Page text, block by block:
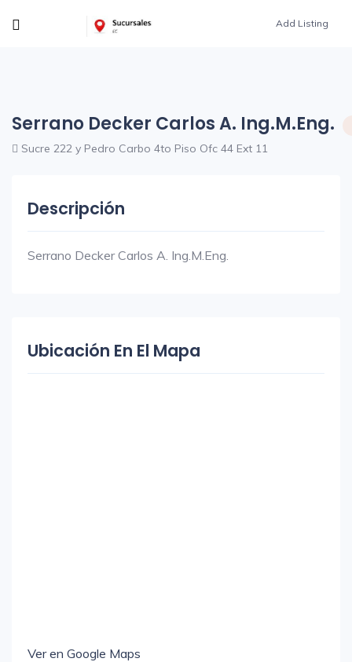
Add Listing
Serrano Decker Carlos A. Ing.M.Eng.
Sucre 222 y Pedro Carbo 4to Piso Ofc 44 Ext 11
Descripción
Serrano Decker Carlos A. Ing.M.Eng.
Ubicación En El Mapa
Ver en Google Maps